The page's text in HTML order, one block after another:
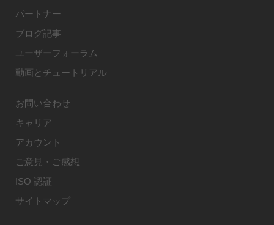
パートナー
ブログ記事
ユーザーフォーラム
動画とチュートリアル
お問い合わせ
キャリア
アカウント
ご意見・ご感想
ISO 認証
サイトマップ